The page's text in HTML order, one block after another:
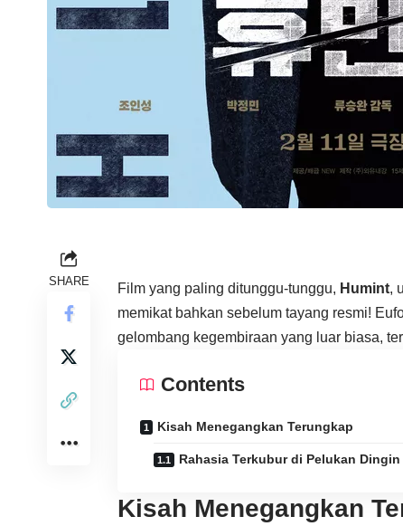
SHARE Film yang paling ditunggu-tunggu, Humint,
memikat bahkan sebelum tayang resmi!
gelombang kegembiraan yang luar biasa,
Contents
Kisah Menegangkan Terungkap
Rahasia Terkubur di Pelukan Dingin
Kisah Menegangkan